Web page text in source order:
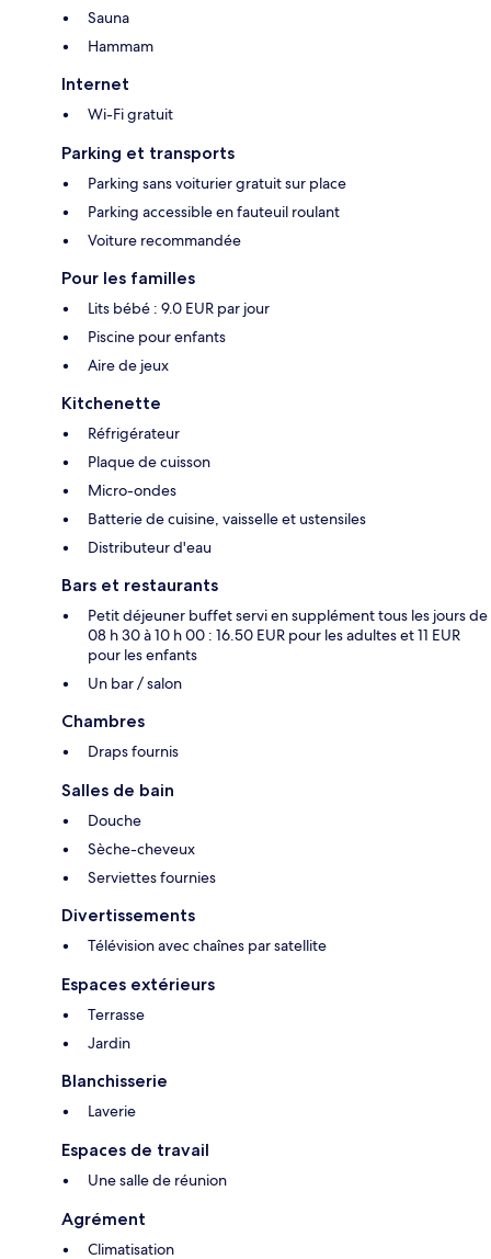
Sauna
Hammam
Internet
Wi-Fi gratuit
Parking et transports
Parking sans voiturier gratuit sur place
Parking accessible en fauteuil roulant
Voiture recommandée
Pour les familles
Lits bébé : 9.0 EUR par jour
Piscine pour enfants
Aire de jeux
Kitchenette
Réfrigérateur
Plaque de cuisson
Micro-ondes
Batterie de cuisine, vaisselle et ustensiles
Distributeur d'eau
Bars et restaurants
Petit déjeuner buffet servi en supplément tous les jours de
08 h 30 à 10 h 00 : 16.50 EUR pour les adultes et 11 EUR
pour les enfants
Un bar / salon
Chambres
Draps fournis
Salles de bain
Douche
Sèche-cheveux
Serviettes fournies
Divertissements
Télévision avec chaînes par satellite
Espaces extérieurs
Terrasse
Jardin
Blanchisserie
Laverie
Espaces de travail
Une salle de réunion
Agrément
Climatisation